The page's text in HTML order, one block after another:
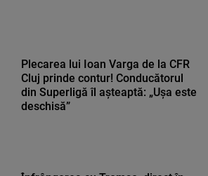
Plecarea lui Ioan Varga de la CFR
Cluj prinde contur! Conducătorul
din Superligă îl așteaptă: „Ușa este
deschisă”